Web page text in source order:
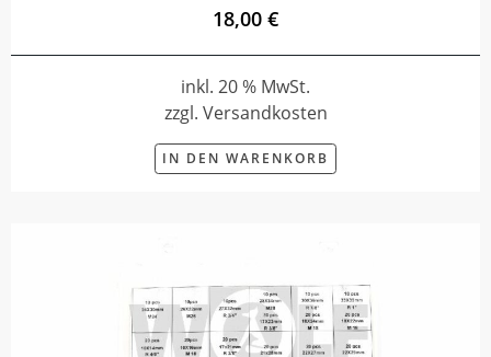
18,00 €
inkl. 20 % MwSt.
zzgl. Versandkosten
IN DEN WARENKORB